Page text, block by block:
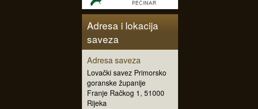
Adresa i lokacija
saveza
Adresa saveza
Lovački savez Primorsko
goranske županije
Franje Račkog 1, 51000
Rijeka